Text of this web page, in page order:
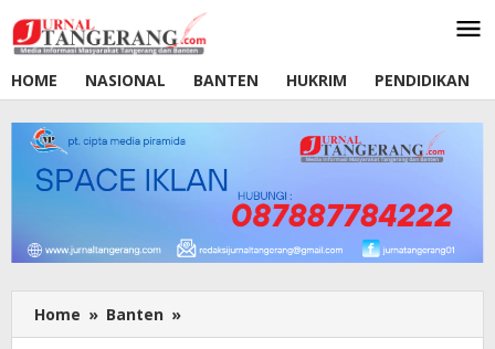
ke
konten
HOME
NASIONAL BANTEN HUKRIM PENDIDIKAN
Home » Banten »
Tanpa